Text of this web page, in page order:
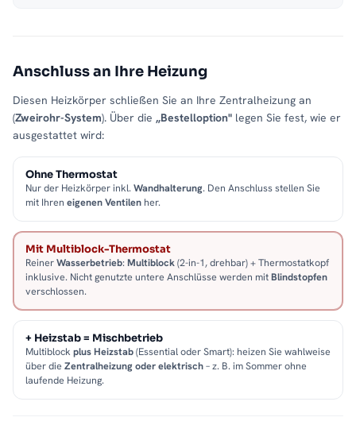
Anschluss an Ihre Heizung
Diesen Heizkörper schließen Sie an Ihre Zentralheizung an
(Zweirohr-System). Über die „Bestelloption" legen Sie fest, wie er
ausgestattet wird:
Ohne Thermostat
Nur der Heizkörper inkl. Wandhalterung. Den Anschluss stellen Sie
mit Ihren eigenen Ventilen her.
Mit Multiblock-Thermostat
ReinerWasserbetrieb: Multiblock(2-in-1, drehbar) + Thermostatkopf
inklusive. Nicht genutzte untere Anschlüsse werden mitBlindstopfen
verschlossen.
+ Heizstab = Mischbetrieb
Multiblock plus Heizstab(Essential oder Smart): heizen Sie wahlweise
über die Zentralheizung oder elektrisch– z. B. im Sommer ohne
laufende Heizung.